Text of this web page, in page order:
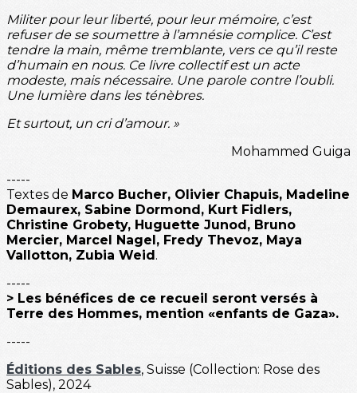
Militer pour leur liberté, pour leur mémoire, c’est
refuser de se soumettre à l’amnésie complice. C’est
tendre la main, même tremblante, vers ce qu’il reste
d’humain en nous. Ce livre collectif est un acte
modeste, mais nécessaire. Une parole contre l’oubli.
Une lumière dans les ténèbres.
Et surtout, un cri d’amour. »
Mohammed Guiga
-----
Textes de Marco Bucher, Olivier Chapuis, Madeline
Demaurex, Sabine Dormond, Kurt Fidlers,
Christine Grobety, Huguette Junod, Bruno
Mercier, Marcel Nagel, Fredy Thevoz, Maya
Vallotton, Zubia Weid.
-----
> Les bénéfices de ce recueil seront versés à
Terre des Hommes, mention «enfants de Gaza».
-----
Éditions des Sables, Suisse (Collection: Rose des
Sables), 2024